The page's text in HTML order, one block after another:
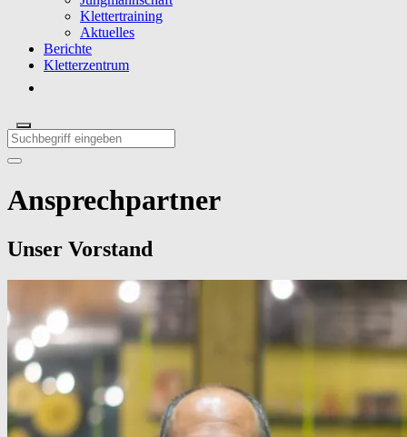
Klettertraining
Aktuelles
Berichte
Kletterzentrum
Ansprechpartner
Unser Vorstand